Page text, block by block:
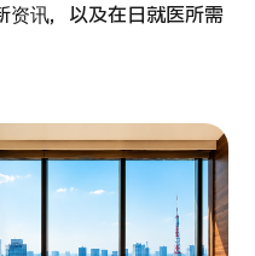
院）
资讯，以及在日就医所需